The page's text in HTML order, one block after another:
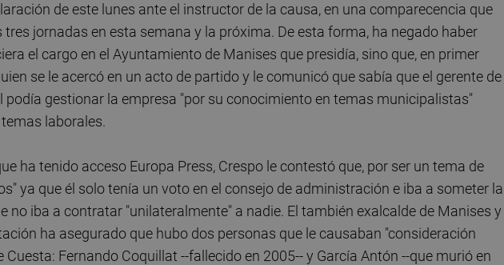
de este lunes ante el instructor de la causa, en una comparecencia que
jornadas en esta semana y la próxima. De esta forma, ha negado haber
el cargo en el Ayuntamiento de Manises que presidía, sino que, en primer
se le acercó en un acto de partido y le comunicó que sabía que el gerente de
podía gestionar la empresa "por su conocimiento en temas municipalistas"
laborales.
ha tenido acceso Europa Press, Crespo le contestó que, por ser un tema de
ya que él solo tenía un voto en el consejo de administración e iba a someter la
no iba a contratar "unilateralmente" a nadie. El también exalcalde de Manises y
ha asegurado que hubo dos personas que le causaban "consideración
Cuesta: Fernando Coquillat --fallecido en 2005-- y García Antón --que murió en